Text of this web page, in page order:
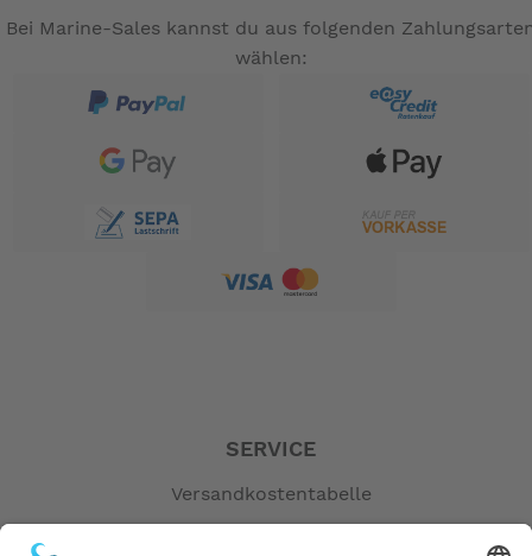
Bei Marine-Sales kannst du aus folgenden
wählen:
SERVICE
Versandkostentabelle